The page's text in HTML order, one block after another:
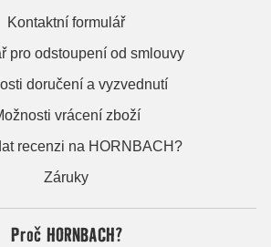
Kontaktní formulář
pro odstoupení od smlouvy
doručení a vyzvednutí
vrácení zboží
recenzi na HORNBACH?
Záruky
Proč HORNBACH?